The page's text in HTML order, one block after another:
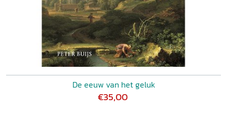
De eeuw van het geluk
€35,00